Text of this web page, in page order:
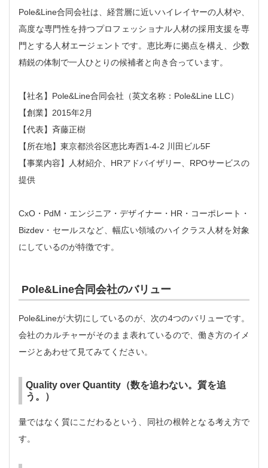
Pole&Line合同会社は、経営層に近いハイレイヤーの人材や、
高度な専門性を持つプロフェッショナル人材の採用支援を専
門とする人材エージェントです。恵比寿に拠点を構え、少数
精鋭の体制で一人ひとりの候補者と向き合っています。
【社名】Pole&Line合同会社（英文名称：Pole&Line LLC）
【創業】2015年2月
【代表】斉藤正樹
【所在地】東京都渋谷区恵比寿西1-4-2 川田ビル5F
【事業内容】人材紹介、HRアドバイザリー、RPOサービスの
提供
CxO・PdM・エンジニア・デザイナー・HR・コーポレート・
Bizdev・セールスなど、幅広い領域のハイクラス人材を対象
にしているのが特徴です。
Pole&Line合同会社のバリュー
Pole&Lineが大切にしているのが、次の4つのバリューです。
会社のカルチャーがそのまま表れているので、働き方のイメ
ージとあわせて見てみてください。
Quality over Quantity（数を追わない。質を追
う。）
量ではなく質にこだわるという、同社の根幹となる考え方で
す。